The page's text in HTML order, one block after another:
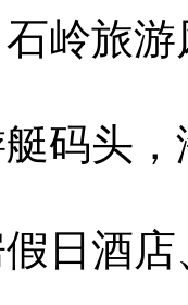
岭旅
码头
日酒